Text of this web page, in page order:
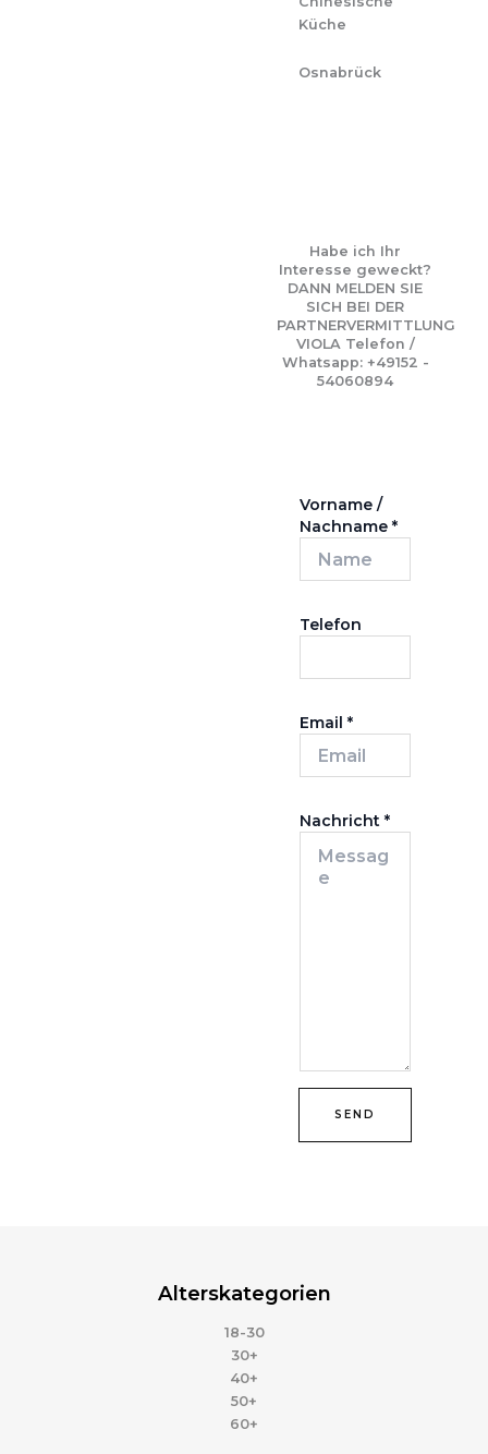
Küche
Osnabrück
Habe ich Ihr
Interesse geweckt?
DANN MELDEN SIE
SICH BEI DER
PARTNERVERMITTLUNG
VIOLA Telefon /
Whatsapp: +49152 -
54060894
Vorname /
Nachname *
Telefon
Email *
Nachricht *
SEND
Alterskategorien
18-30
30+
40+
50+
60+